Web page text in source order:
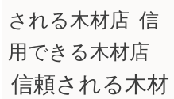
される木材店 信
用できる木材店
信頼される木材